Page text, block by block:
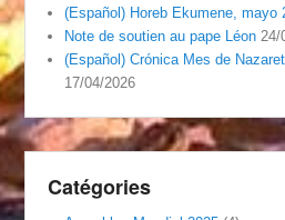
(Español) Horeb Ekumene, mayo
Note de soutien au pape Léon 24/
(Español) Crónica Mes de
17/04/2026
Catégories